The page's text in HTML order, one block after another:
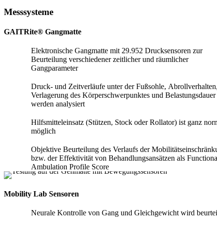
Messsysteme
GAITRite® Gangmatte
Elektronische Gangmatte mit 29.952 Drucksensoren zur
Beurteilung verschiedener zeitlicher und räumlicher
Gangparameter
Druck- und Zeitverläufe unter der Fußsohle,
Verlagerung des Körperschwerpunktes und Belastungsdauer
werden analysiert
Hilfsmitteleinsatz (Stützen, Stock oder Rollator) ist ganz
möglich
Objektive Beurteilung des Verlaufs der
bzw. der Effektivität von Behandlungsansätzen als
Ambulation Profile Score
Mobility Lab Sensoren
Neurale Kontrolle von Gang und Gleichgewicht wird